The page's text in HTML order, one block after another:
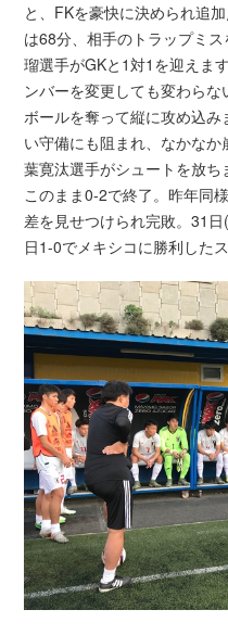
と、FKを豪快に決められ追
は68分、相手のトラップミ
瑠選手がGKと1対1を迎えま
ンバーを変更しても変わら
ボールを奪って縦に攻め込
い守備にも阻まれ、なかな
葉寛汰選手がシュートを放
このまま0-2で終了。昨年同
差を見せつけられ完敗。31
日1-0でメキシコに勝利した